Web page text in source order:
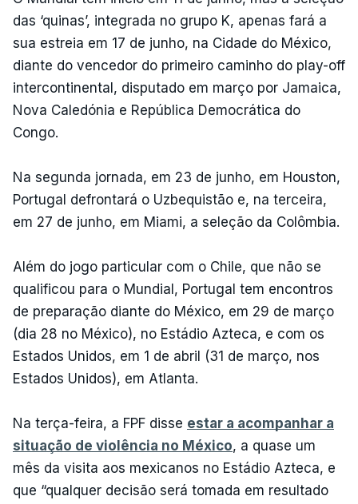
das ‘quinas’, integrada no grupo K, apenas fará a
sua estreia em 17 de junho, na Cidade do México,
diante do vencedor do primeiro caminho do play-off
intercontinental, disputado em março por Jamaica,
Nova Caledónia e República Democrática do
Congo.
Na segunda jornada, em 23 de junho, em Houston,
Portugal defrontará o Uzbequistão e, na terceira,
em 27 de junho, em Miami, a seleção da Colômbia.
Além do jogo particular com o Chile, que não se
qualificou para o Mundial, Portugal tem encontros
de preparação diante do México, em 29 de março
(dia 28 no México), no Estádio Azteca, e com os
Estados Unidos, em 1 de abril (31 de março, nos
Estados Unidos), em Atlanta.
Na terça-feira, a FPF disse estar a acompanhar a
situação de violência no México, a quase um
mês da visita aos mexicanos no Estádio Azteca, e
que “qualquer decisão será tomada em resultado